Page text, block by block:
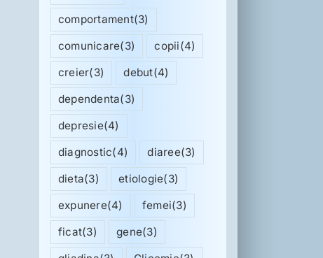
comportament(3)
comunicare(3) copii(4)
creier(3) debut(4)
dependenta(3)
depresie(4)
diagnostic(4) diaree(3)
dieta(3) etiologie(3)
expunere(4) femei(3)
ficat(3) gene(3)